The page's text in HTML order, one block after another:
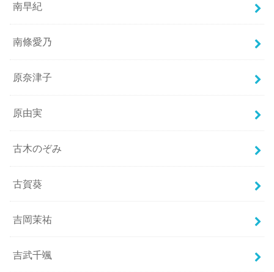
南早紀
南條愛乃
原奈津子
原由実
古木のぞみ
古賀葵
吉岡茉祐
吉武千颯